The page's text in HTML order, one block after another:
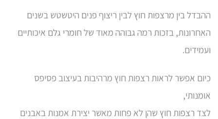
ההבדל בין מרצפות חוץ לבין ריצוף פנים היטשטש בשנים
האחרונות, בזכות רמה גבוהה מאוד של חומרי גלם איכותיים
ועמידים.
כיום אפשר לראות רצפות חוץ מרהיבות בעיצוב פסיפס
אומנותי,
לצד רצפות חוץ שהן לא פחות מאשר יצירת אמנות באבנים